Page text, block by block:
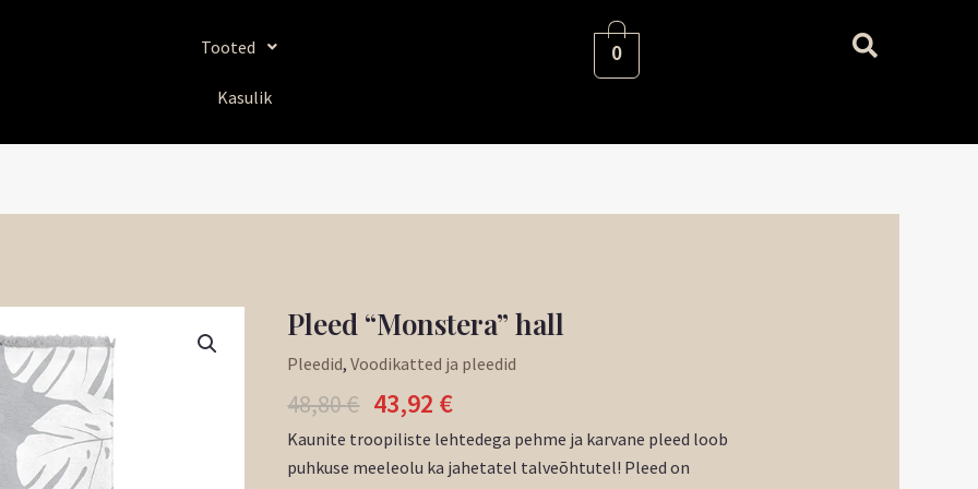
Tooted
Kasulik
0
Pleed “Monstera” hall
Pleedid,Voodikatted ja pleedid
48,80€
Algne
oli:
48,80 €.
43,92 €
Praegune
on:
43,92 €.
Kaunite troopiliste lehtedega pehme ja karvane pleed loob
puhkuse meeleolu ka jahetatel talveõhtutel! Pleed on
Pleed
hall
kogus